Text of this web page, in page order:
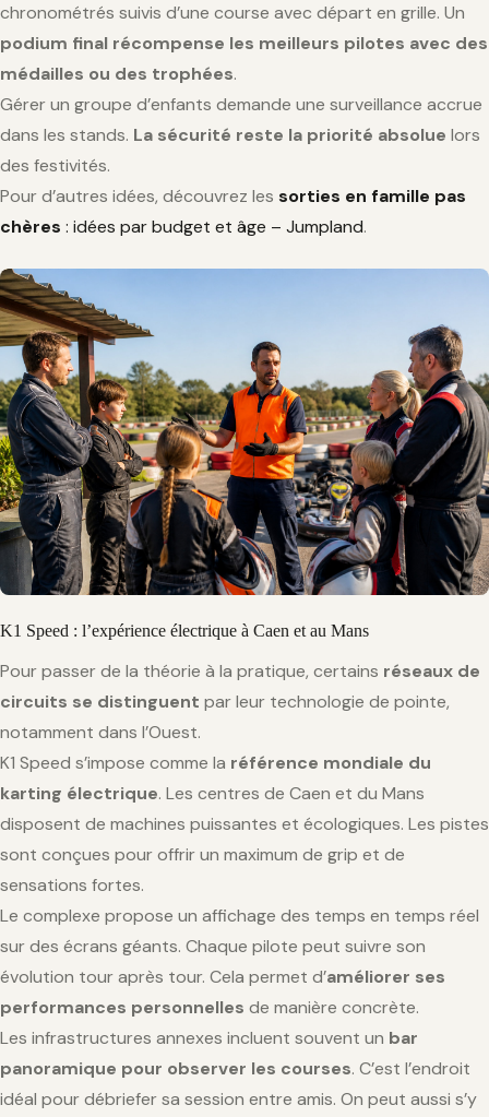
chronométrés suivis d’une course avec départ en grille. Un
podium final récompense les meilleurs pilotes avec des
médailles ou des trophées.
Gérer un groupe d’enfants demande une surveillance accrue
dans les stands. La sécurité reste la priorité absolue lors
des festivités.
Pour d’autres idées, découvrez les sorties en famille pas
chères : idées par budget et âge – Jumpland.
K1 Speed : l’expérience électrique à Caen et au Mans
Pour passer de la théorie à la pratique, certains réseaux de
circuits se distinguent par leur technologie de pointe,
notamment dans l’Ouest.
K1 Speed s’impose comme la référence mondiale du
karting électrique. Les centres de Caen et du Mans
disposent de machines puissantes et écologiques. Les pistes
sont conçues pour offrir un maximum de grip et de
sensations fortes.
Le complexe propose un affichage des temps en temps réel
sur des écrans géants. Chaque pilote peut suivre son
évolution tour après tour. Cela permet d’améliorer ses
performances personnelles de manière concrète.
Les infrastructures annexes incluent souvent un bar
panoramique pour observer les courses. C’est l’endroit
idéal pour débriefer sa session entre amis. On peut aussi s’y